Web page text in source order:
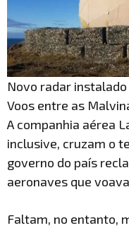
Novo radar instalado
Voos entre as
A companhia aérea
inclusive, cruzam o
governo do país
aeronaves que
Faltam, no entanto,